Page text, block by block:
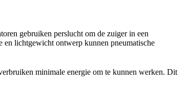
gebruiken perslucht om de zuiger in een
lichtgewicht ontwerp kunnen pneumatische
minimale energie om te kunnen werken. Dit